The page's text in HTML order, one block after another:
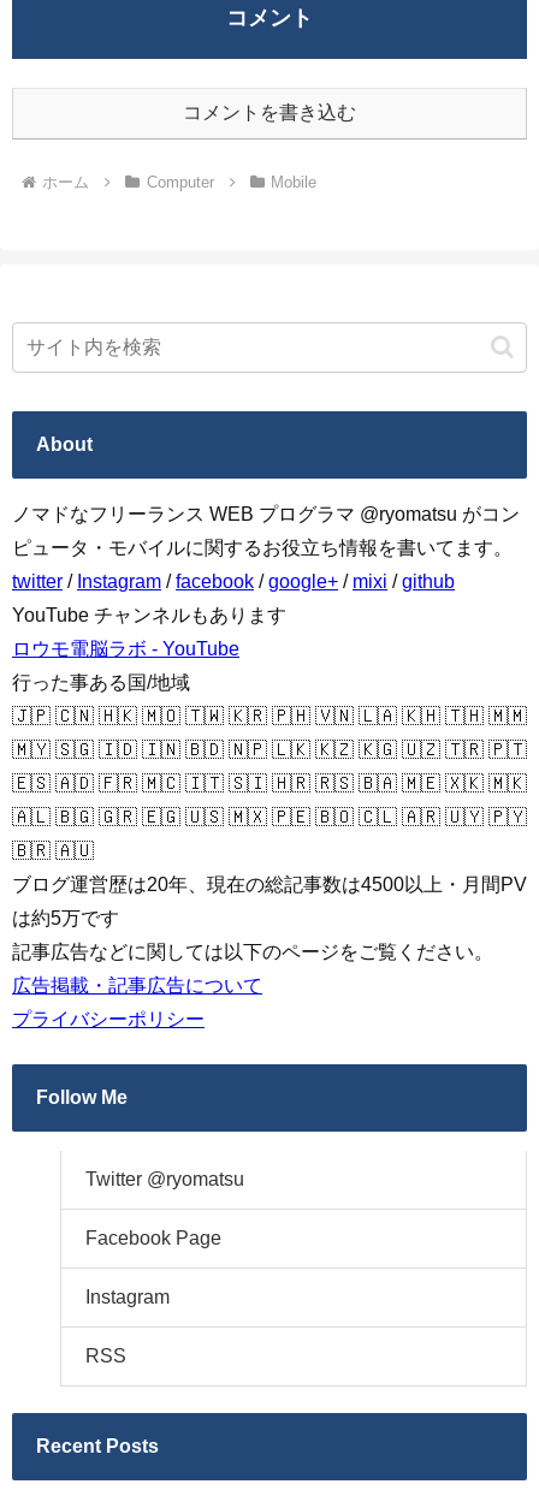
コメント
コメントを書き込む
ホーム Computer Mobile
About
ノマドなフリーランス WEB プログラマ @ryomatsu がコン
ピュータ・モバイルに関するお役立ち情報を書いてます。
twitter / Instagram /facebook /google+ / mixi /github
YouTube チャンネルもあります
ロウモ電脳ラボ - YouTube
行った事ある国/地域
🇯🇵 🇨🇳 🇭🇰 🇲🇴 🇹🇼 🇰🇷 🇵🇭 🇻🇳 🇱🇦 🇰🇭 🇹🇭 🇲🇲
🇲🇾 🇸🇬 🇮🇩 🇮🇳 🇧🇩 🇳🇵 🇱🇰 🇰🇿 🇰🇬 🇺🇿 🇹🇷 🇵🇹
🇪🇸 🇦🇩 🇫🇷 🇲🇨 🇮🇹 🇸🇮 🇭🇷 🇷🇸 🇧🇦 🇲🇪 🇽🇰 🇲🇰
🇦🇱 🇧🇬 🇬🇷 🇪🇬 🇺🇸 🇲🇽 🇵🇪 🇧🇴 🇨🇱 🇦🇷 🇺🇾 🇵🇾
🇧🇷 🇦🇺
ブログ運営歴は20年、現在の総記事数は4500以上・月間PV
は約5万です
記事広告などに関しては以下のページをご覧ください。
広告掲載・記事広告について
プライバシーポリシー
Follow Me
Twitter @ryomatsu
Facebook Page
Instagram
RSS
Recent Posts